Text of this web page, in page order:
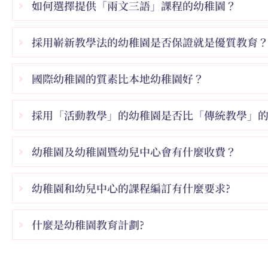
如何選擇提供「兩文三語」課程的幼稚園？
採用嶄新教學法的幼稚園是否保證就是優質教育？
國際幼稚園的質素比本地幼稚園好？
採用「活動教學」的幼稚園是否比「傳統教學」
幼稚園及幼稚園暨幼兒中心會有什麼收費？
幼稚園和幼兒中心的課程編訂有什麼要求?
什麼是幼稚園教育計劃?